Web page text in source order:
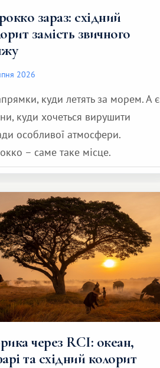
зараз: східний
замість звичного
2026
куди летять за морем. А є
куди хочеться вирушити
особливої ​​атмосфери.
– саме таке місце.
через RCI: океан,
та східний колорит